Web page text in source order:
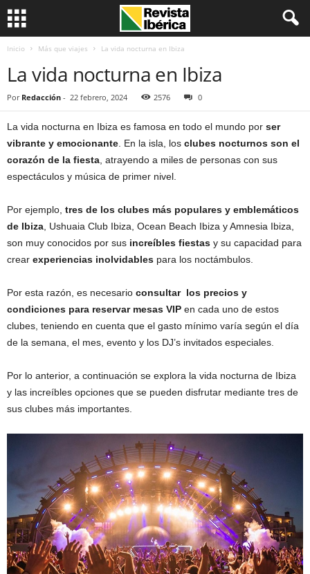
Inicio Más que viajes La vida nocturna en Ibiza
La vida nocturna en Ibiza
Por Redacción - 22 febrero, 2024 2576 0
La vida nocturna en Ibiza es famosa en todo el mundo por ser
vibrante y emocionante . En la isla, los clubes nocturnos son el
corazón de la fiesta , atrayendo a miles de personas con sus
espectáculos y música de primer nivel.
Por ejemplo, tres de los clubes más populares y emblemáticos
de Ibiza , Ushuaia Club Ibiza, Ocean Beach Ibiza y Amnesia Ibiza,
son muy conocidos por sus increíbles fiestas y su capacidad para
crear experiencias inolvidables para los noctámbulos.
Por esta razón, es necesario consultar los precios y
condiciones para reservar mesas VIP en cada uno de estos
clubes, teniendo en cuenta que el gasto mínimo varía según el día
de la semana, el mes, evento y los DJ’s invitados especiales.
Por lo anterior, a continuación se explora la vida nocturna de Ibiza
y las increíbles opciones que se pueden disfrutar mediante tres de
sus clubes más importantes.